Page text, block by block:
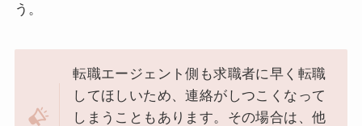
う。
転職エージェント側も求職者に早く転職
してほしいため、連絡がしつこくなって
しまうこともあります。その場合は、他